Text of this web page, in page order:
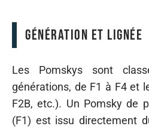
Génération et lignée
Les Pomskys sont
générations, de F1 à F4 et
F2B, etc.). Un Pomsky de
(F1) est issu directement